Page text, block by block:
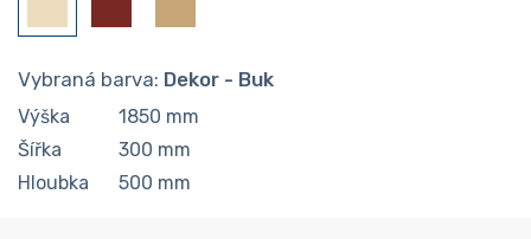
Vybraná barva: Dekor - Buk
Výška 1850 mm
Šířka
300 mm
Hloubka
500 mm